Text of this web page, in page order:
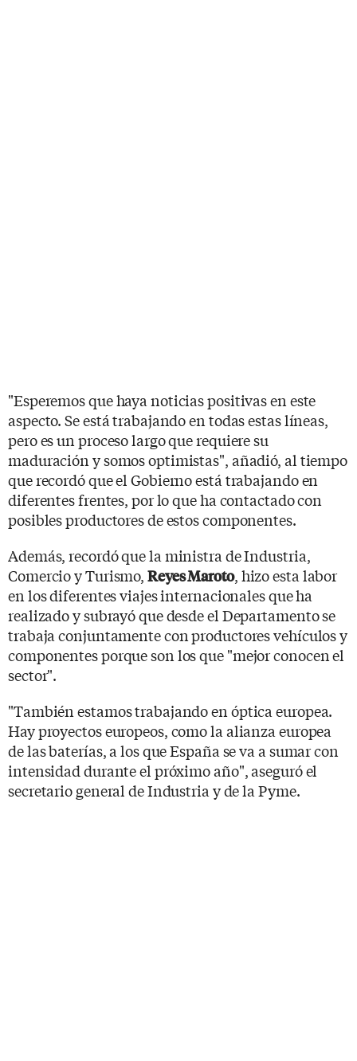
"Esperemos que haya noticias positivas en este
aspecto. Se está trabajando en todas estas líneas,
pero es un proceso largo que requiere su
maduración y somos optimistas", añadió, al tiempo
que recordó que el Gobierno está trabajando en
diferentes frentes, por lo que ha contactado con
posibles productores de estos componentes.
Además, recordó que la ministra de Industria,
Comercio y Turismo, Reyes Maroto, hizo esta labor
en los diferentes viajes internacionales que ha
realizado y subrayó que desde el Departamento se
trabaja conjuntamente con productores vehículos y
componentes porque son los que "mejor conocen el
sector".
"También estamos trabajando en óptica europea.
Hay proyectos europeos, como la alianza europea
de las baterías, a los que España se va a sumar con
intensidad durante el próximo año", aseguró el
secretario general de Industria y de la Pyme.